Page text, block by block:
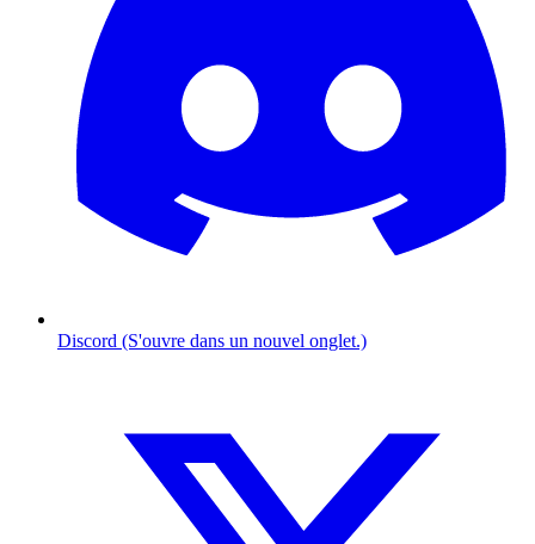
Discord (S'ouvre dans un nouvel onglet.)